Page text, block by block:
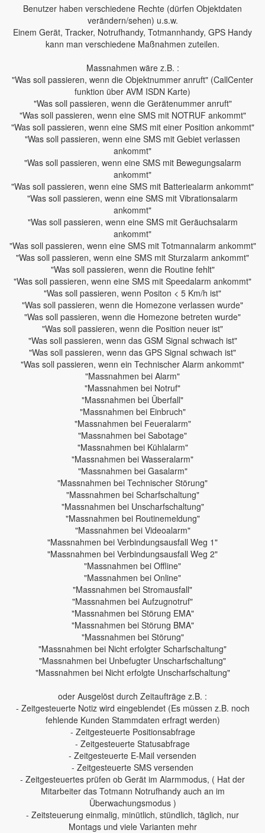
Benutzer haben verschiedene Rechte (dürfen Objektdaten
verändern/sehen) u.s.w.
Einem Gerät, Tracker, Notrufhandy, Totmannhandy, GPS Handy
kann man verschiedene Maßnahmen zuteilen.
Massnahmen wäre z.B. :
"Was soll passieren, wenn die Objektnummer anruft" (CallCenter
funktion über AVM ISDN Karte)
"Was soll passieren, wenn die Gerätenummer anruft"
"Was soll passieren, wenn eine SMS mit NOTRUF ankommt"
"Was soll passieren, wenn eine SMS mit einer Position ankommt"
"Was soll passieren, wenn eine SMS mit Gebiet verlassen
ankommt"
"Was soll passieren, wenn eine SMS mit Bewegungsalarm
ankommt"
"Was soll passieren, wenn eine SMS mit Batteriealarm ankommt"
"Was soll passieren, wenn eine SMS mit Vibrationsalarm
ankommt"
"Was soll passieren, wenn eine SMS mit Geräuchsalarm
ankommt"
"Was soll passieren, wenn eine SMS mit Totmannalarm ankommt"
"Was soll passieren, wenn eine SMS mit Sturzalarm ankommt"
"Was soll passieren, wenn die Routine fehlt"
"Was soll passieren, wenn eine SMS mit Speedalarm ankommt"
"Was soll passieren, wenn Positon < 5 Km/h ist"
"Was soll passieren, wenn die Homezone verlassen wurde"
"Was soll passieren, wenn die Homezone betreten wurde"
"Was soll passieren, wenn die Position neuer ist"
"Was soll passieren, wenn das GSM Signal schwach ist"
"Was soll passieren, wenn das GPS Signal schwach ist"
"Was soll passieren, wenn ein Technischer Alarm ankommt"
"Massnahmen bei Alarm"
"Massnahmen bei Notruf"
"Massnahmen bei Überfall"
"Massnahmen bei Einbruch"
"Massnahmen bei Feueralarm"
"Massnahmen bei Sabotage"
"Massnahmen bei Kühlalarm"
"Massnahmen bei Wasseralarm"
"Massnahmen bei Gasalarm"
"Massnahmen bei Technischer Störung"
"Massnahmen bei Scharfschaltung"
"Massnahmen bei Unscharfschaltung"
"Massnahmen bei Routinemeldung"
"Massnahmen bei Videoalarm"
"Massnahmen bei Verbindungsausfall Weg 1"
"Massnahmen bei Verbindungsausfall Weg 2"
"Massnahmen bei Offline"
"Massnahmen bei Online"
"Massnahmen bei Stromausfall"
"Massnahmen bei Aufzugnotruf"
"Massnahmen bei Störung EMA"
"Massnahmen bei Störung BMA"
"Massnahmen bei Störung"
"Massnahmen bei Nicht erfolgter Scharfschaltung"
"Massnahmen bei Unbefugter Unscharfschaltung"
"Massnahmen bei Nicht erfolgte Unscharfschaltung"
oder Ausgelöst durch Zeitaufträge z.B. :
- Zeitgesteuerte Notiz wird eingeblendet (Es müssen z.B. noch
fehlende Kunden Stammdaten erfragt werden)
- Zeitgesteuerte Positionsabfrage
- Zeitgesteuerte Statusabfrage
- Zeitgesteuerte E-Mail versenden
- Zeitgesteuerte SMS versenden
- Zeitgesteuertes prüfen ob Gerät im Alarmmodus, ( Hat der
Mitarbeiter das Totmann Notrufhandy auch an im
Überwachungsmodus )
- Zeitsteuerung einmalig, minütlich, stündlich, täglich, nur
Montags und viele Varianten mehr